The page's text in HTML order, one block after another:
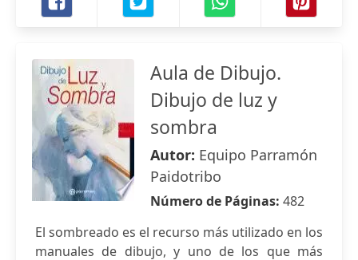
Aula de Dibujo.
Dibujo de luz y
sombra
Autor: Equipo Parramón
Paidotribo
Número de Páginas: 482
El sombreado es el recurso más utilizado en los
manuales de dibujo, y uno de los que más